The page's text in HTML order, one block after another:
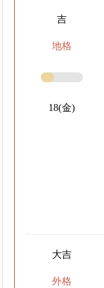
吉
地格
18(金)
大吉
外格